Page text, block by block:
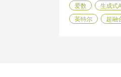
爱数
生成式
英特尔
超融